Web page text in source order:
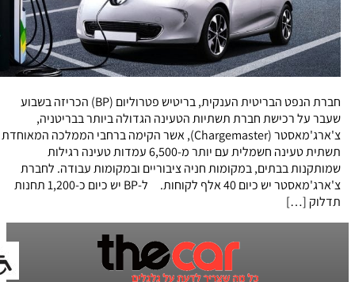
חברת הנפט הבריטית הענקית, בריטיש פטרוליום (BP) הכריזה בשבוע
שעבר על רכישת חברת תשתיות הטעינה הגדולה ביותר בבריטניה,
צ'ארג'מאסטר (Chargemaster), אשר הקימה ברחבי הממלכה המאוחדת
תשתית טעינה חשמלית עם יותר מ-6,500 עמדות טעינה רגילות
שמותקנות בבתים, במקומות חניה ציבוריים ובמקומות עבודה. לחברת
צ'ארג'מאסטר יש כיום 40 אלף לקוחות. ל-BP יש כיום כ-1,200 תחנות
תדלוק […]